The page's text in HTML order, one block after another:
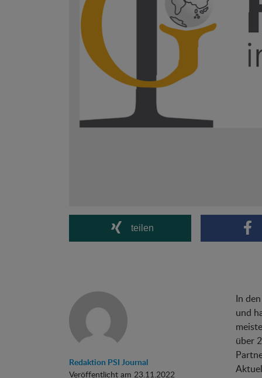
teilen
Redaktion PSI Journal
Veröffentlicht am 23.11.2022
In
und
über